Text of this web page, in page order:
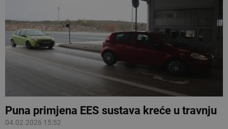
Puna primjena EES sustava kreće u travnju
04.02.2026 15:52